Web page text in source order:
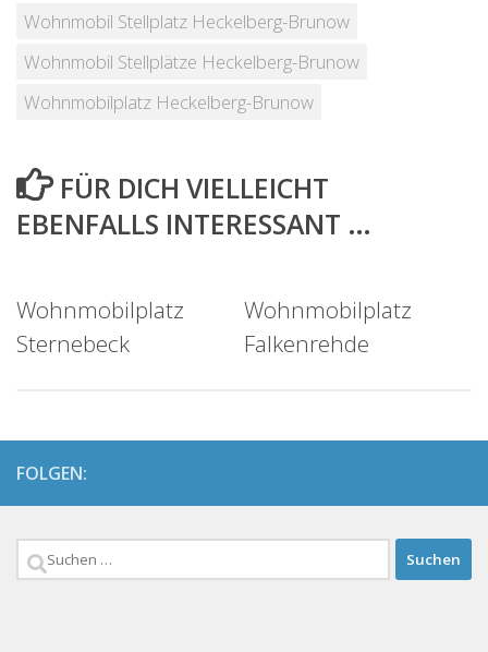
Wohnmobil Stellplatz Heckelberg-Brunow
Wohnmobil Stellplätze Heckelberg-Brunow
Wohnmobilplatz Heckelberg-Brunow
FÜR DICH VIELLEICHT
EBENFALLS INTERESSANT …
Wohnmobilplatz
Sternebeck
Wohnmobilplatz
Falkenrehde
FOLGEN:
Suchen